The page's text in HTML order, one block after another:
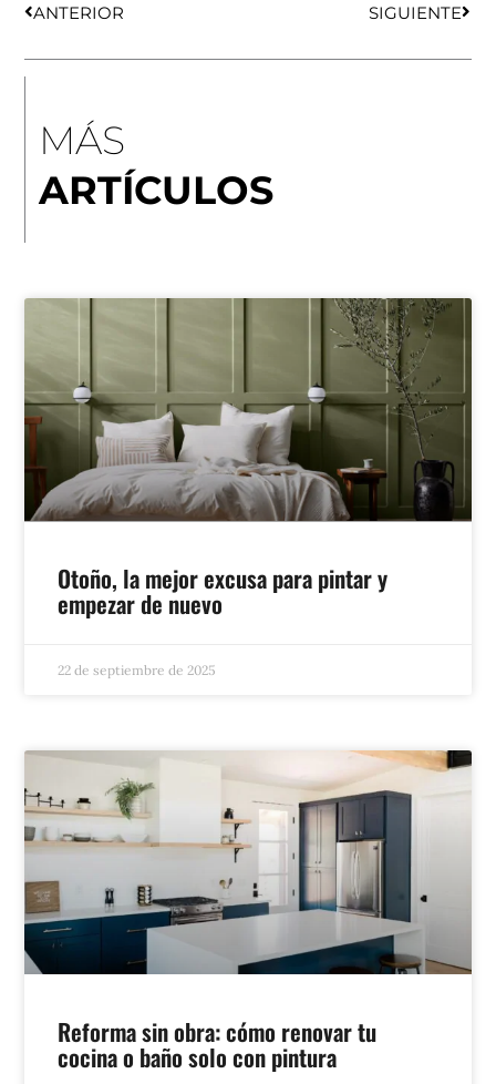
ANTERIOR SIGUIENTE
MÁS
ARTÍCULOS
Otoño, la mejor excusa para pintar y
empezar de nuevo
22 de septiembre de 2025
Reforma sin obra: cómo renovar tu
cocina o baño solo con pintura